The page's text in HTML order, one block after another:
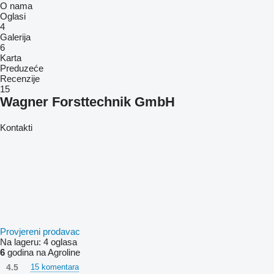
O nama
Oglasi
4
Galerija
6
Karta
Preduzeće
Recenzije
15
Wagner Forsttechnik GmbH
Kontakti
Provjereni prodavac
Na lageru: 4 oglasa
6 godina na Agroline
4.5 15 komentara